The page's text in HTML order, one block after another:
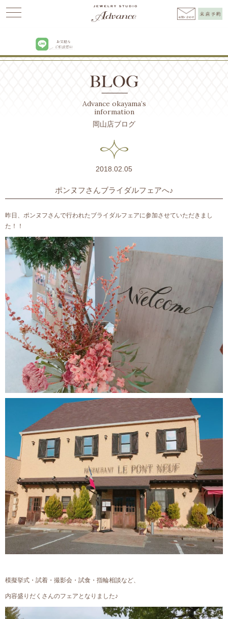
>ポンヌフさんブライダルフェアへ♪
Advance okayama’s
information
岡山店ブログ
2018.02.05
ポンヌフさんブライダルフェアへ♪
昨日、ポンヌフさんで行われたブライダルフェアに参加させていただきまし
た！！
模擬挙式・試着・撮影会・試食・指輪相談など、
内容盛りだくさんのフェアとなりました♪